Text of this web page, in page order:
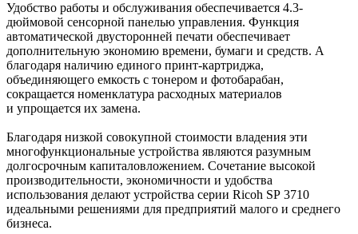
Удобство работы и обслуживания обеспечивается 4.3-
дюймовой сенсорной панелью управления. Функция
автоматической двусторонней печати обеспечивает
дополнительную экономию времени, бумаги и средств. А
благодаря наличию единого принт-картриджа,
объединяющего емкость с тонером и фотобарабан,
сокращается номенклатура расходных материалов
и упрощается их замена.
Благодаря низкой совокупной стоимости владения эти
многофункциональные устройства являются разумным
долгосрочным капиталовложением. Сочетание высокой
производительности, экономичности и удобства
использования делают устройства серии Ricoh SP 3710
идеальными решениями для предприятий малого и среднего
бизнеса.